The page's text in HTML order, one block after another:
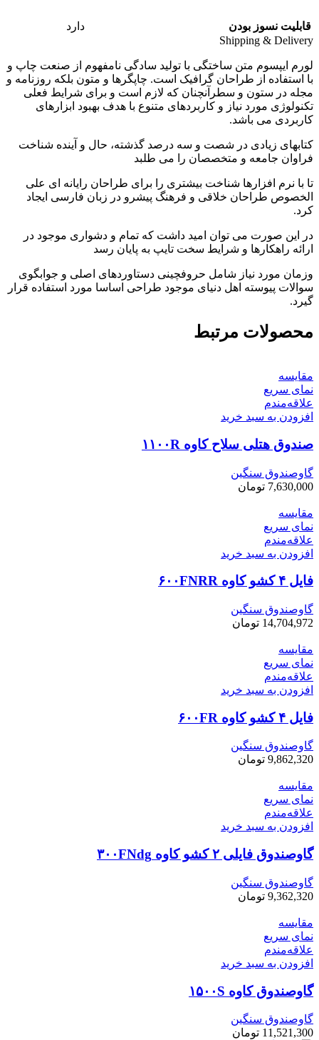
قابلیت نسوز بودن
دارد
Shipping & Delivery
لورم ایپسوم متن ساختگی با تولید سادگی نامفهوم از صنعت چاپ و
با استفاده از طراحان گرافیک است. چاپگرها و متون بلکه روزنامه و
مجله در ستون و سطرآنچنان که لازم است و برای شرایط فعلی
تکنولوژی مورد نیاز و کاربردهای متنوع با هدف بهبود ابزارهای
کاربردی می باشد.
کتابهای زیادی در شصت و سه درصد گذشته، حال و آینده شناخت
فراوان جامعه و متخصصان را می طلبد
تا با نرم افزارها شناخت بیشتری را برای طراحان رایانه ای علی
الخصوص طراحان خلاقی و فرهنگ پیشرو در زبان فارسی ایجاد
کرد.
در این صورت می توان امید داشت که تمام و دشواری موجود در
ارائه راهکارها و شرایط سخت تایپ به پایان رسد
وزمان مورد نیاز شامل حروفچینی دستاوردهای اصلی و جوابگوی
سوالات پیوسته اهل دنیای موجود طراحی اساسا مورد استفاده قرار
گیرد.
محصولات مرتبط
مقایسه
نمای سریع
علاقه‌مندم
افزودن به سبد خرید
صندوق هتلی سلاح کاوه ۱۱۰۰R
گاوصندوق سنگین
7,630,000 تومان
مقایسه
نمای سریع
علاقه‌مندم
افزودن به سبد خرید
فایل ۴ کشو کاوه ۶۰۰FNRR
گاوصندوق سنگین
14,704,972 تومان
مقایسه
نمای سریع
علاقه‌مندم
افزودن به سبد خرید
فایل ۴ کشو کاوه ۶۰۰FR
گاوصندوق سنگین
9,862,320 تومان
مقایسه
نمای سریع
علاقه‌مندم
افزودن به سبد خرید
گاوصندوق فایلی ۲ کشو کاوه ۳۰۰FNdg
گاوصندوق سنگین
9,362,320 تومان
مقایسه
نمای سریع
علاقه‌مندم
افزودن به سبد خرید
گاوصندوق کاوه ۱۵۰۰S
گاوصندوق سنگین
11,521,300 تومان